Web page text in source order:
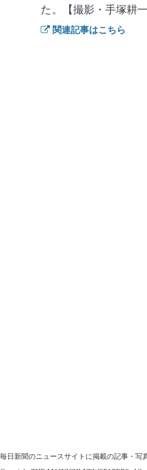
た。【撮影・手塚耕
関連記事はこちら
毎日新聞のニュースサイトに掲載の記事・写